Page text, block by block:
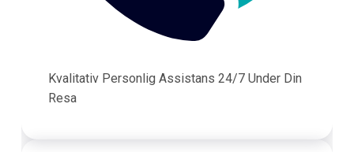
Kvalitativ Personlig Assistans 24/7 Under Din
Resa